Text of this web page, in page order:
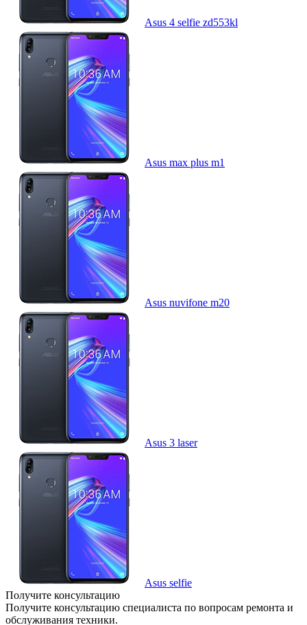
Asus 4 selfie zd553kl
Asus max plus m1
Asus nuvifone m20
Asus 3 laser
Asus selfie
Получите консультацию
Получите консультацию специалиста по вопросам ремонта и
обслуживания техники.